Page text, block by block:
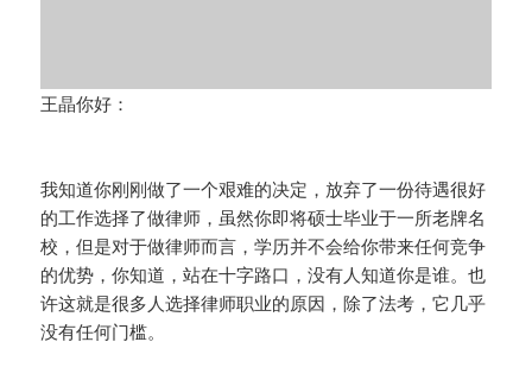
王晶你好：
我知道你刚刚做了一个艰难的决定，放弃了一份待遇很好
的工作选择了做律师，虽然你即将硕士毕业于一所老牌名
校，但是对于做律师而言，学历并不会给你带来任何竞争
的优势，你知道，站在十字路口，没有人知道你是谁。也
许这就是很多人选择律师职业的原因，除了法考，它几乎
没有任何门槛。